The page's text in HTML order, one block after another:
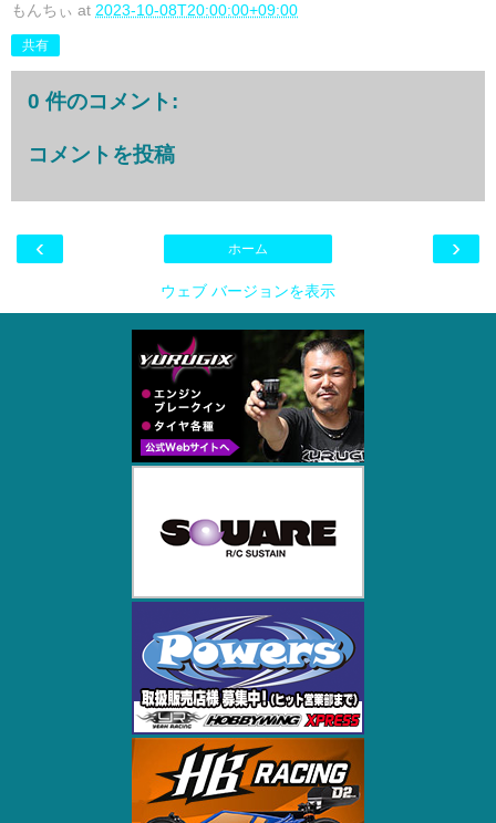
もんちぃ at 2023-10-08T20:00:00+09:00
共有
0 件のコメント:
コメントを投稿
‹ ›
ホーム
ウェブ バージョンを表示